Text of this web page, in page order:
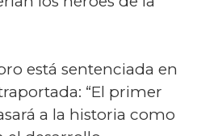
está sentenciada en
“El primer
a la historia como